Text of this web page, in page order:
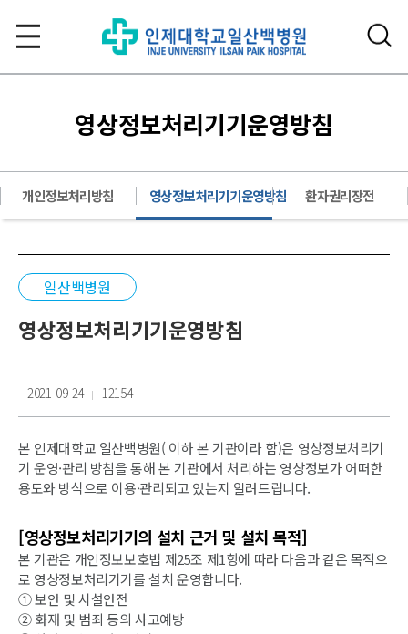
영상정보처리기기운영방침
개인정보처리방침 영상정보처리기기운영방침 환자권리장전
일산백병원
영상정보처리기기운영방침
2021-09-24 12154
본 인제대학교 일산백병원( 이하 본 기관이라 함)은 영상정보처리기
기 운영·관리 방침을 통해 본 기관에서 처리하는 영상정보가 어떠한
용도와 방식으로 이용·관리되고 있는지 알려드립니다.
[영상정보처리기기의 설치 근거 및 설치 목적]
본 기관은 개인정보보호법 제25조 제1항에 따라 다음과 같은 목적으
로 영상정보처리기기를 설치 운영합니다.
① 보안 및 시설안전
② 화재 및 범죄 등의 사고예방